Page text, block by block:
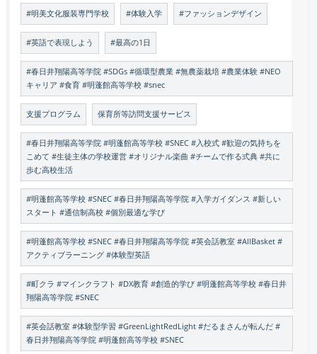
#明美文化服装専門学校 #体験入学 #ファッションデザイン
#英語で表現しよう #最高の1日
#春日井翔陽高等学院 #SDGs #循環型農業 #無農薬栽培 #農業体験 #NEO
キャリア #食育 #明蓬館高等学校 #snec
支援プログラム 保育所等訪問支援サービス
#春日井翔陽高等学院 #明蓬館高等学校 #SNEC #入校式 #歓迎の気持ちを
こめて #生徒主体の学校運営 #オリジナル楽曲 #チームで作る式典 #共に
歩む高校生活
#明蓬館高等学校 #SNEC #春日井翔陽高等学院 #入学ガイダンス #新しい
スタート #通信制高校 #個別最適な学び
#明蓬館高等学校 #SNEC #春日井翔陽高等学院 #英会話教室 #AllBasket #
アクティブラーニング #体験型英語
#町クラ #マインクラフト #DX教育 #創造的学び #明蓬館高等学校 #春日井
翔陽高等学院 #SNEC
#英会話教室 #体験型学習 #GreenLightRedLight #だるまさんが転んだ #
春日井翔陽高等学院 #明蓬館高等学校 #SNEC